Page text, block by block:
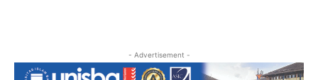
- Advertisement -